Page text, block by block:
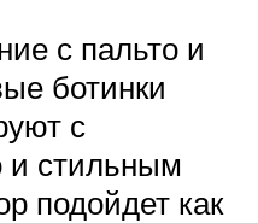
с пальто и
ботинки
с
и стильным
подойдет как